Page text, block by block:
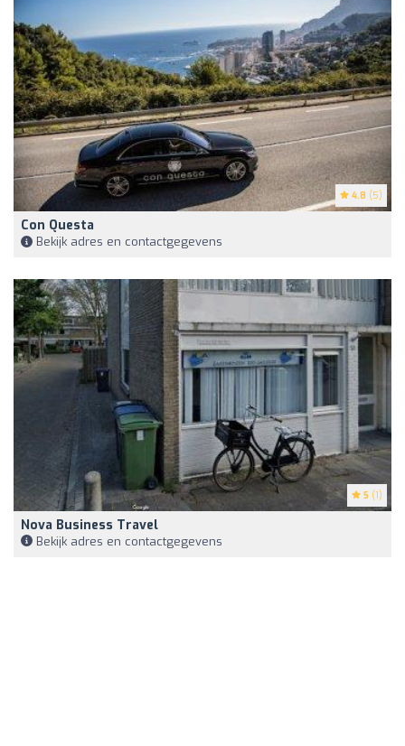
4.8 (5)
Con Questa
Bekijk adres en contactgegevens
5 (1)
Nova Business Travel
Bekijk adres en contactgegevens